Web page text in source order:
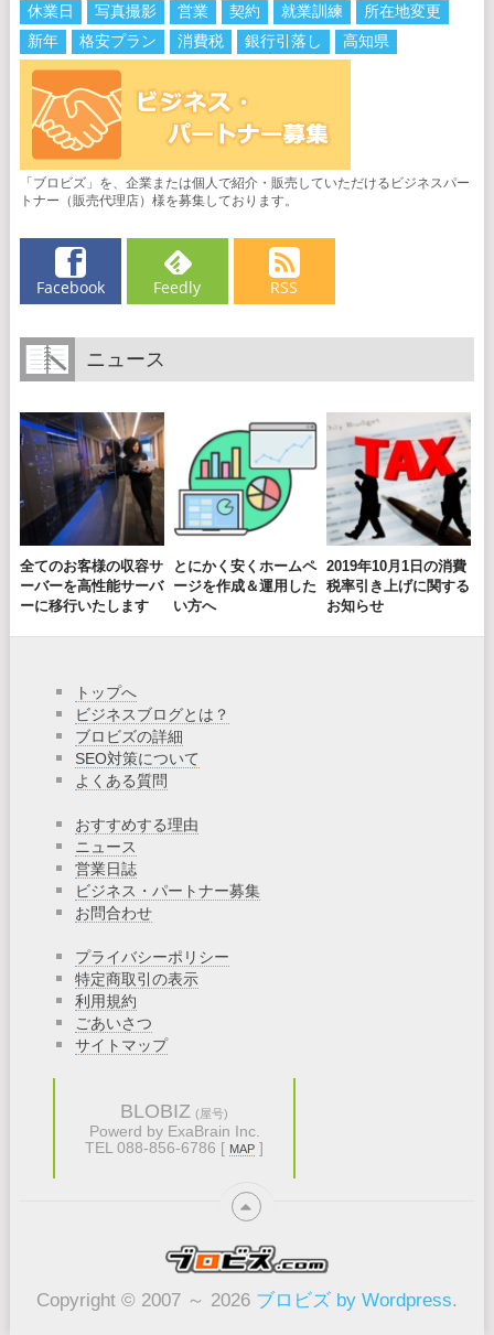
休業日
写真撮影 営業 契約 就業訓練
所在地変更
新年
格安プラン 消費税 銀行引落し 高知県
「ブロビズ」を、企業または個人で紹介・販売していただけるビジネスパー
トナー（販売代理店）様を募集しております。
Facebook Feedly RSS
ニュース
全てのお客様の収容サ
ーバーを高性能サーバ
ーに移行いたします
とにかく安くホームペ
ージを作成＆運用した
い方へ
2019年10月1日の消費
税率引き上げに関する
お知らせ
トップへ
ビジネスブログとは？
ブロビズの詳細
SEO対策について
よくある質問
おすすめする理由
ニュース
営業日誌
ビジネス・パートナー募集
お問合わせ
プライバシーポリシー
特定商取引の表示
利用規約
ごあいさつ
サイトマップ
BLOBIZ (屋号)
Powerd by ExaBrain Inc.
TEL 088-856-6786 [ MAP ]
Copyright © 2007 ～ 2026 ブロビズ by Wordpress.